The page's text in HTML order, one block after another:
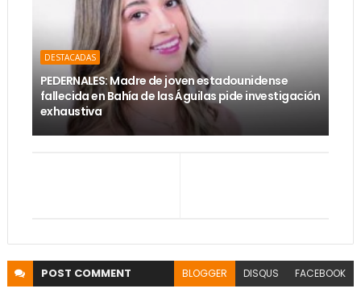
DESTACADAS
PEDERNALES: Madre de joven estadounidense
fallecida en Bahía de las Águilas pide investigación
exhaustiva
POST COMMENT BLOGGER DISQUS FACEBOOK